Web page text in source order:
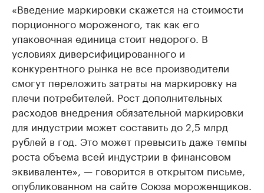
«Введение маркировки скажется на стоимости
порционного мороженого, так как его
упаковочная единица стоит недорого. В
условиях диверсифицированного и
конкурентного рынка не все производители
смогут переложить затраты на маркировку на
плечи потребителей. Рост дополнительных
расходов внедрения обязательной маркировки
для индустрии может составить до 2,5 млрд
рублей в год. Это может превысить даже темпы
роста объема всей индустрии в финансовом
эквиваленте», — говорится в открытом письме,
опубликованном на сайте Союза мороженщиков.